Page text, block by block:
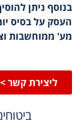
בנוסף ניתן
העסק על בסיס
מע' ממוחשבות
ליצירת קשר >